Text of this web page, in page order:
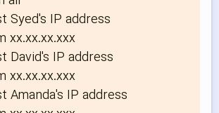
Syed's IP address
xx.xx.xx.xxx
David's IP address
xx.xx.xx.xxx
Amanda's IP address